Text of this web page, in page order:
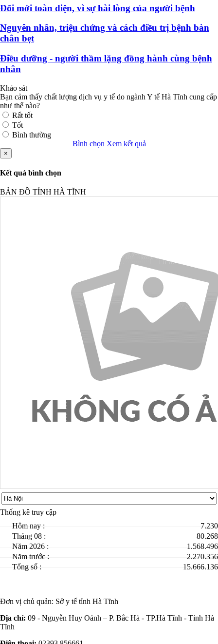
Đổi mới toàn diện, vì sự hài lòng của người bệnh
Nguyên nhân, triệu chứng và cách điều trị bệnh bàn
chân bẹt
Điều dưỡng - người thầm lặng đồng hành cùng bệnh
nhân
Khảo sát
Bạn cảm thấy chất lượng dịch vụ y tế do ngành Y tế Hà Tĩnh cung cấp
như thế nào?
Rất tốt
Tốt
Bình thường
Bình chọn Xem kết quả
×
Kết quả bình chọn
BẢN ĐỒ TỈNH HÀ TĨNH
Thống kê truy cập
Hôm nay :
7.230
Tháng 08 :
80.268
Năm 2026 :
1.568.496
Năm trước :
2.270.356
Tổng số :
15.666.136
Đơn vị chủ quản: Sở y tế tỉnh Hà Tĩnh
Địa chỉ: 09 - Nguyễn Huy Oánh – P. Bắc Hà - TP.Hà Tĩnh - Tỉnh Hà
Tĩnh